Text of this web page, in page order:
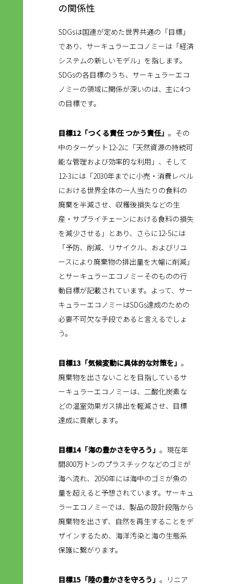
の関係性
SDGsは国連が定めた世界共通の「目標」
であり、サーキュラーエコノミーは「経済
システムの新しいモデル」を指します。
SDGsの各目標のうち、サーキュラーエコ
ノミーの領域に関係が深いのは、主に4つ
の目標です。
目標12「つくる責任 つかう責任」 。その
中のターゲット12-2に「天然資源の持続可
能な管理および効率的な利用」、そして
12-3には「2030年までに小売・消費レベル
における世界全体の一人当たりの食料の
廃棄を半減させ、収穫後損失などの生
産・サプライチェーンにおける食料の損失
を減少させる」とあり、さらに12-5には
「予防、削減、リサイクル、およびリユ
ースにより廃棄物の排出量を大幅に削減」
とサーキュラーエコノミーそのものの行
動目標が記載されています。よって、サー
キュラーエコノミーはSDGs達成のための
必要不可欠な手段であると言えるでしょ
う。
目標13「気候変動に具体的な対策を」 。
廃棄物を出さないことを目指しているサ
ーキュラーエコノミーは、二酸化炭素な
どの温室効果ガス排出を軽減させ、目標
達成に貢献します。
目標14「海の豊かさを守ろう」 。現在年
間800万トンのプラスチックなどのゴミが
海へ流れ、2050年には海中のゴミが魚の
量を超えると予想されています。サーキュ
ラーエコノミーでは、製品の設計段階から
廃棄物を出さず、自然を再生することをデ
ザインするため、海洋汚染と海の生態系
保護に繋がります。
目標15「陸の豊かさを守ろう」 。リニア